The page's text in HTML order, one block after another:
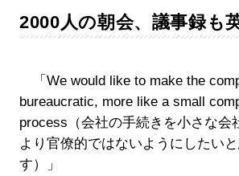
2000人の朝会、議事録も
「We would like to make the
bureaucratic, more like a small
process（会社の手続きを小さな会
より官僚的ではないようにしたい
す）」